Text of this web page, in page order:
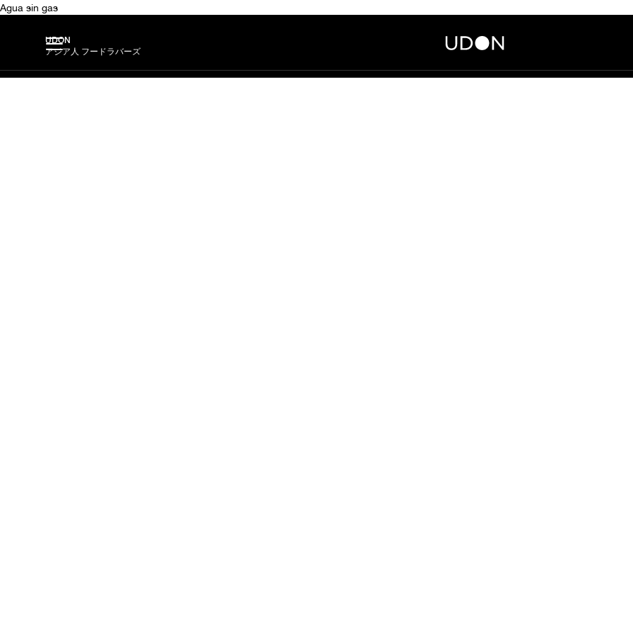
Agua sin gas
UDON
アジア人 フードラバーズ